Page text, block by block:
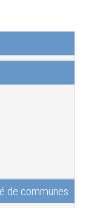
de communes